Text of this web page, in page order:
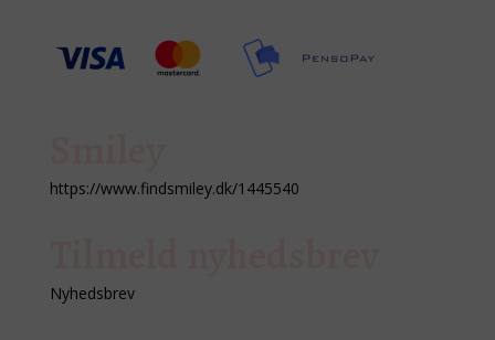
https://www.findsmiley.dk/1445540
Nyhedsbrev